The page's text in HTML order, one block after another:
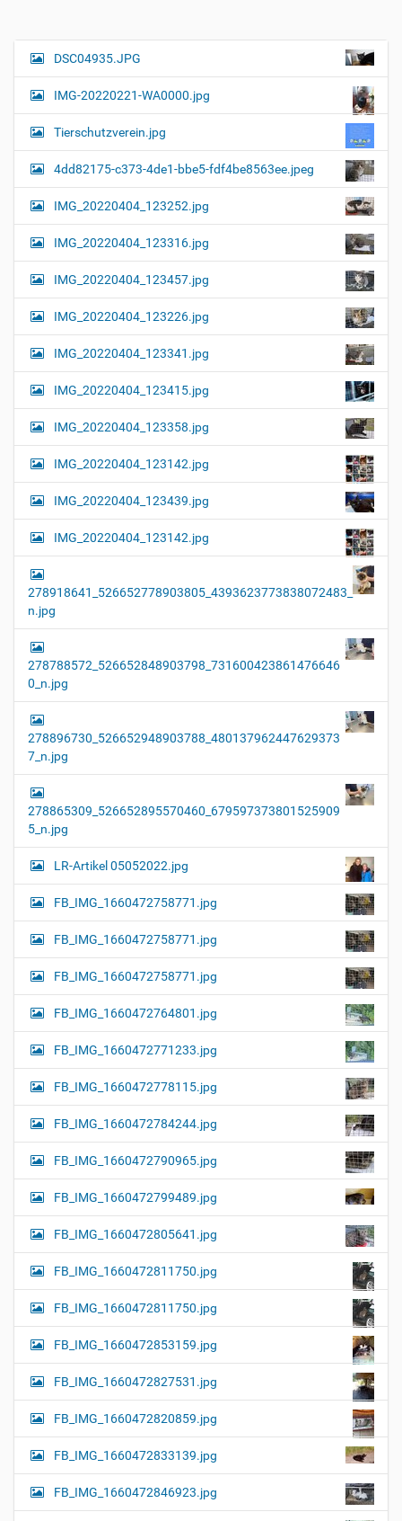
e
i
l
r
e
…
N
a
i
g
a
t
i
o
n
DSC04935.JPG
IMG-20220221-WA0000.jpg
Tierschutzverein.jpg
4dd82175-c373-4de1-bbe5-fdf4be8563ee.jpeg
IMG_20220404_123252.jpg
IMG_20220404_123316.jpg
IMG_20220404_123457.jpg
IMG_20220404_123226.jpg
IMG_20220404_123341.jpg
IMG_20220404_123415.jpg
IMG_20220404_123358.jpg
IMG_20220404_123142.jpg
IMG_20220404_123439.jpg
IMG_20220404_123142.jpg
278918641_526652778903805_4393623773838072483_
n.jpg
278788572_526652848903798_731600423861476646
0_n.jpg
278896730_526652948903788_480137962447629373
7_n.jpg
278865309_526652895570460_679597373801525909
5_n.jpg
LR-Artikel 05052022.jpg
FB_IMG_1660472758771.jpg
FB_IMG_1660472758771.jpg
FB_IMG_1660472758771.jpg
FB_IMG_1660472764801.jpg
FB_IMG_1660472771233.jpg
FB_IMG_1660472778115.jpg
FB_IMG_1660472784244.jpg
FB_IMG_1660472790965.jpg
FB_IMG_1660472799489.jpg
FB_IMG_1660472805641.jpg
FB_IMG_1660472811750.jpg
FB_IMG_1660472811750.jpg
FB_IMG_1660472853159.jpg
FB_IMG_1660472827531.jpg
FB_IMG_1660472820859.jpg
FB_IMG_1660472833139.jpg
FB_IMG_1660472846923.jpg